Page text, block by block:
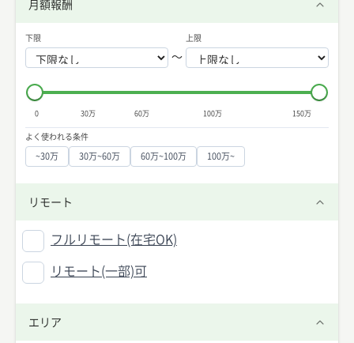
月額報酬
下限
〜
上限
0 30万 60万 100万 150万
よく使われる条件
~30万 30万~60万 60万~100万 100万~
リモート
フルリモート(在宅OK)
リモート(一部)可
エリア